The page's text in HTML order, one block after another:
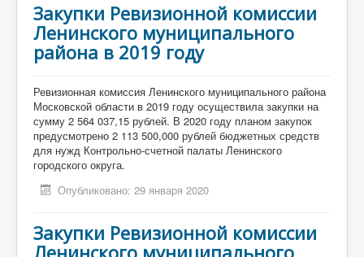
Закупки Ревизионной комиссии
Ленинского муниципального
района в 2019 году
Ревизионная комиссия Ленинского муниципального района
Московской области в 2019 году осуществила закупки на
сумму 2 564 037,15 рублей. В 2020 году планом закупок
предусмотрено 2 113 500,000 рублей бюджетных средств
для нужд Контрольно-счетной палаты Ленинского
городского округа.
Опубликовано: 29 января 2020
Закупки Ревизионной комиссии
Ленинского муниципального